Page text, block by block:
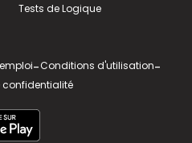
Tests de Logique
-Conditions d'utilisation-
confidentialité